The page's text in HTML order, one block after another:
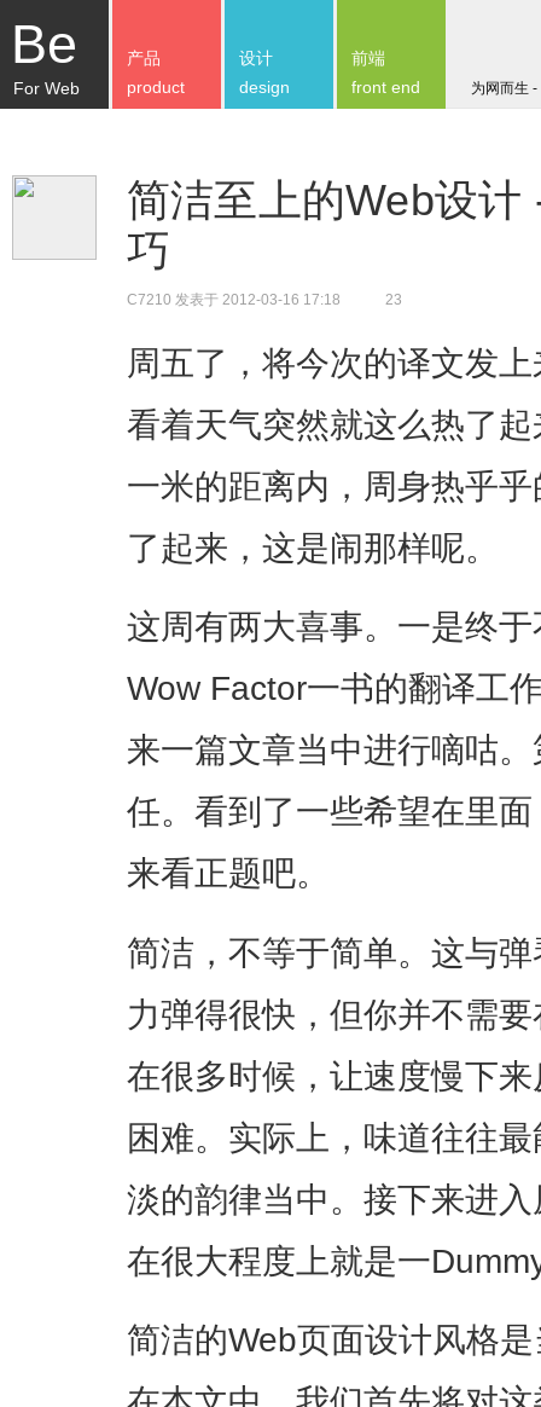
Be
For Web 为网而生
产品
product
设计
design
前端
front end
简洁至上的Web设
巧
C7210 发表于 2012-03-16 17:18 23
周五了，将今次的译文发
看着天气突然就这么热了
一米的距离内，周身热乎
了起来，这是闹那样呢。
这周有两大喜事。一是终
Wow Factor一书的翻译工
来一篇文章当中进行嘀咕
任。看到了一些希望在里
来看正题吧。
简洁，不等于简单。这与
力弹得很快，但你并不需
在很多时候，让速度慢下
困难。实际上，味道往往
淡的韵律当中。接下来进
在很大程度上就是一
简洁的Web页面设计风格